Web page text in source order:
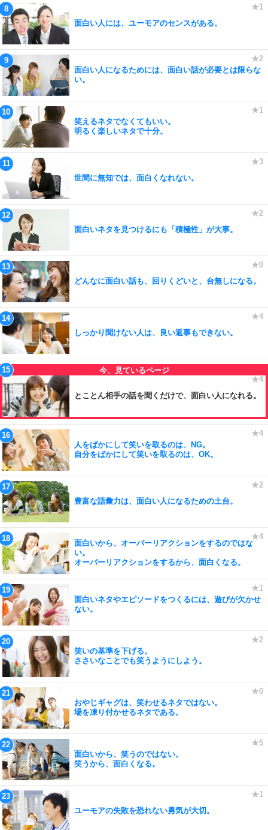
面白い人には、ユーモアのセンスがある。
面白い人になるためには、面白い話が必要とは限らな
い。
笑えるネタでなくてもいい。
明るく楽しいネタで十分。
世間に無知では、面白くなれない。
面白いネタを見つけるにも「積極性」が大事。
どんなに面白い話も、回りくどいと、台無しになる。
しっかり聞けない人は、良い返事もできない。
とことん相手の話を聞くだけで、面白い人になれる。
人をばかにして笑いを取るのは、NG。
自分をばかにして笑いを取るのは、OK。
豊富な語彙力は、面白い人になるための土台。
面白いから、オーバーリアクションをするのではな
い。
オーバーリアクションをするから、面白くなる。
面白いネタやエピソードをつくるには、遊びが欠かせ
ない。
笑いの基準を下げる。
ささいなことでも笑うようにしよう。
おやじギャグは、笑わせるネタではない。
場を凍り付かせるネタである。
面白いから、笑うのではない。
笑うから、面白くなる。
ユーモアの失敗を恐れない勇気が大切。